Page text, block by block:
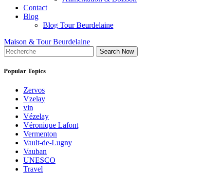
Contact
Blog
Blog Tour Beurdelaine
Maison & Tour Beurdelaine
Search Now
Popular Topics
Zervos
Vzelay
vin
Vézelay
Véronique Lafont
Vermenton
Vault-de-Lugny
Vauban
UNESCO
Travel